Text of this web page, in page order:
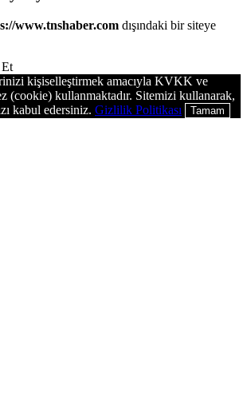
www.tnshaber.com dışındaki bir siteye
kişiselleştirmek amacıyla KVKK ve
(cookie) kullanmaktadır. Sitemizi kullanarak,
kabul edersiniz. Gizlilik Politikası Tamam